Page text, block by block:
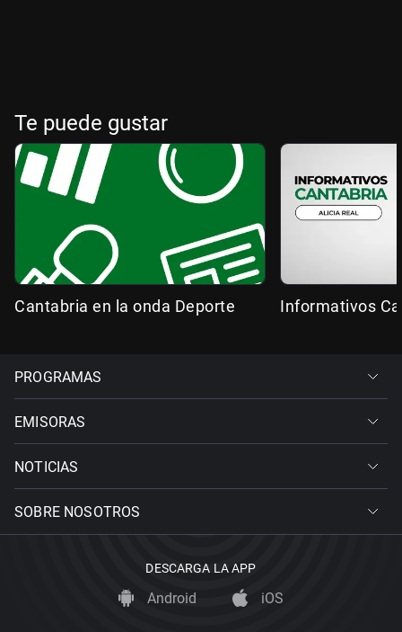
Te puede gustar
Cantabria en la onda Deporte Informativos
PROGRAMAS
EMISORAS
NOTICIAS
SOBRE NOSOTROS
DESCARGA LA APP
Android iOS